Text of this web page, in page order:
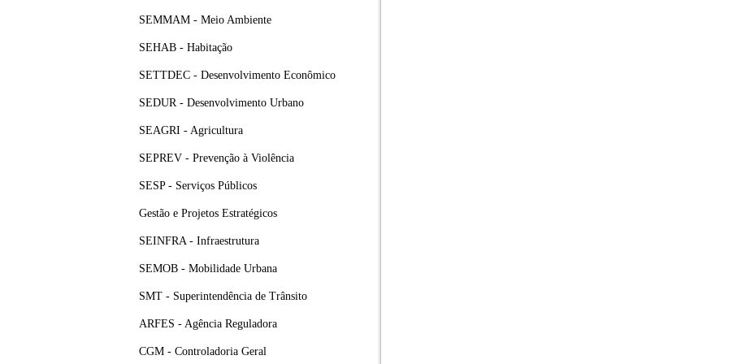
SEMMAM - Meio Ambiente
SEHAB - Habitação
SETTDEC - Desenvolvimento Econômico
SEDUR - Desenvolvimento Urbano
SEAGRI - Agricultura
SEPREV - Prevenção à Violência
SESP - Serviços Públicos
Gestão e Projetos Estratégicos
SEINFRA - Infraestrutura
SEMOB - Mobilidade Urbana
SMT - Superintendência de Trânsito
ARFES - Agência Reguladora
CGM - Controladoria Geral